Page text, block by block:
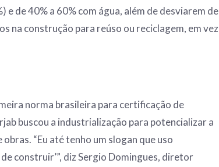
e de 40% a 60% com água, além de desviarem de
na construção para reúso ou reciclagem, em vez
norma brasileira para certificação de
buscou a industrialização para potencializar a
“Eu até tenho um slogan que uso
construir’”, diz Sergio Domingues, diretor